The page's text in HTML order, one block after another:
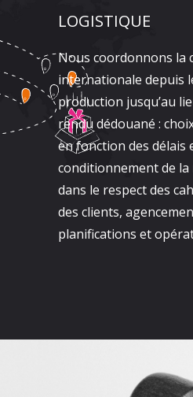
LOGISTIQUE
Nous coordonnons la
internationale depuis
production jusqu’au
rendu dédouané :
en fonction des délais
conditionnement de la
dans le respect des
des clients,
planifications et